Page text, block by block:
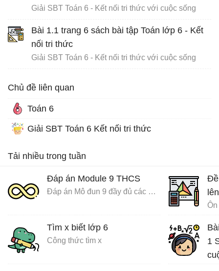
Giải SBT Toán 6 - Kết nối tri thức với cuộc sống
Bài 1.1 trang 6 sách bài tập Toán lớp 6 - Kết
nối tri thức
Giải SBT Toán 6 - Kết nối tri thức với cuộc sống
Chủ đề liên quan
Toán 6
Giải SBT Toán 6 Kết nối tri thức
Tải nhiều trong tuần
Đáp án Module 9 THCS
Đáp án Mô đun 9 đầy đủ các môn
Tìm x biết lớp 6
Công thức tìm x
Đề
1